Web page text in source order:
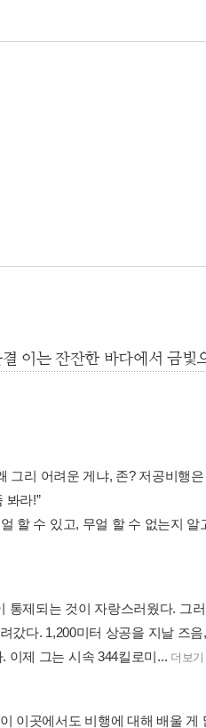
이는 잔잔한 바다에서 금빛
그리 어려운 게냐, 존? 저공비행
봐라!”
할 수 있고, 무얼 할 수 없는지
통제되는 것이 자랑스러웠다. 그
갔다. 1,200미터 상공을 지날 즈
이제 그는 시속 344킬로미... 더보기
이곳에서도 비행에 대해 배울 게